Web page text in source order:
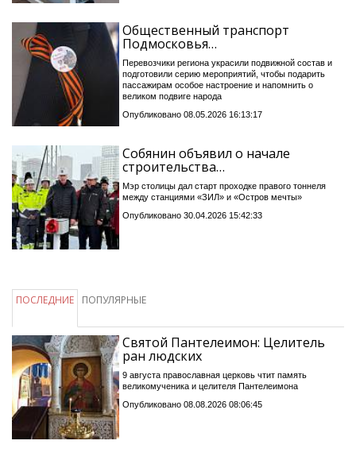
Общественный транспорт
Подмосковья…
Перевозчики региона украсили подвижной состав и
подготовили серию мероприятий, чтобы подарить
пассажирам особое настроение и напомнить о
великом подвиге народа
Опубликовано 08.05.2026 16:13:17
Собянин объявил о начале
строительства…
Мэр столицы дал старт проходке правого тоннеля
между станциями «ЗИЛ» и «Остров мечты»
Опубликовано 30.04.2026 15:42:33
ПОСЛЕДНИЕ ПОПУЛЯРНЫЕ
Святой Пантелеимон: Целитель
ран людских
9 августа православная церковь чтит память
великомученика и целителя Пантелеимона
Опубликовано 08.08.2026 08:06:45